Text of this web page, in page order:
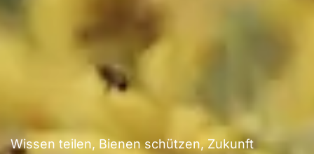
Wissen teilen, Bienen schützen, Zukunft